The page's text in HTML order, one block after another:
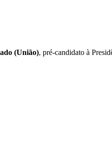
(União), pré-candidato à